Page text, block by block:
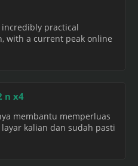
incredibly practical
with a current peak online
n x4
membantu memperluas
kalian dan sudah pasti